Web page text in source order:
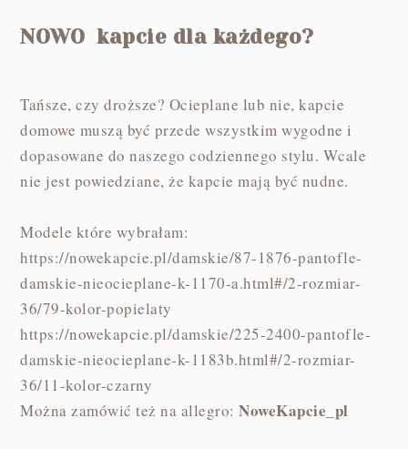
NOWO kapcie dla każdego?
Tańsze, czy droższe? Ocieplane lub nie, kapcie
domowe muszą być przede wszystkim wygodne i
dopasowane do naszego codziennego stylu. Wcale
nie jest powiedziane, że kapcie mają być nudne.
Modele które wybrałam:
https://nowekapcie.pl/damskie/87-1876-pantofle-
damskie-nieocieplane-k-1170-a.html#/2-rozmiar-
36/79-kolor-popielaty
https://nowekapcie.pl/damskie/225-2400-pantofle-
damskie-nieocieplane-k-1183b.html#/2-rozmiar-
36/11-kolor-czarny
Można zamówić też na allegro:NoweKapcie_pl